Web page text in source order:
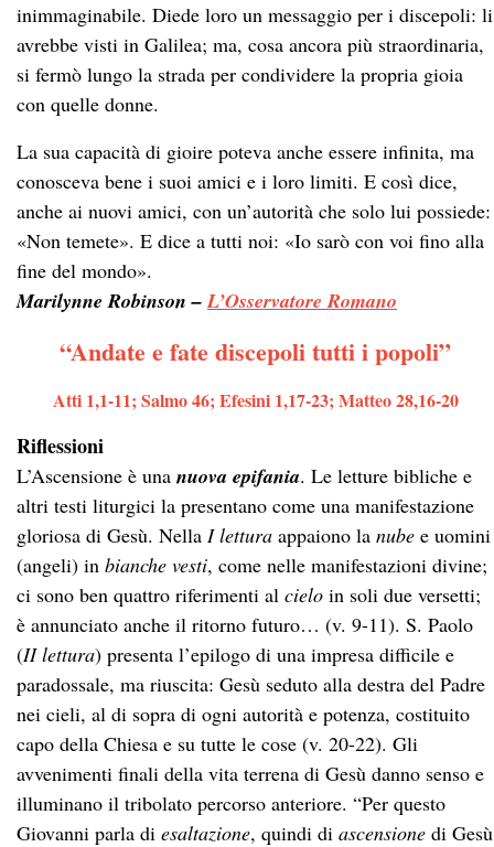
inimmaginabile. Diede loro un messaggio per i discepoli: li
avrebbe visti in Galilea; ma, cosa ancora più straordinaria,
si fermò lungo la strada per condividere la propria gioia
con quelle donne.
La sua capacità di gioire poteva anche essere infinita, ma
conosceva bene i suoi amici e i loro limiti. E così dice,
anche ai nuovi amici, con un’autorità che solo lui possiede:
«Non temete». E dice a tutti noi: «Io sarò con voi fino alla
fine del mondo».
Marilynne Robinson –L’Osservatore Romano
“Andate e fate discepoli tutti i popoli”
Atti 1,1-11; Salmo 46; Efesini 1,17-23; Matteo 28,16-20
Riflessioni
L’Ascensione è una nuova epifania. Le letture bibliche e
altri testi liturgici la presentano come una manifestazione
gloriosa di Gesù. Nella I lettura appaiono la nube e uomini
(angeli) in bianche vesti, come nelle manifestazioni divine;
ci sono ben quattro riferimenti al cielo in soli due versetti;
è annunciato anche il ritorno futuro… (v. 9-11). S. Paolo
(II lettura) presenta l’epilogo di una impresa difficile e
paradossale, ma riuscita: Gesù seduto alla destra del Padre
nei cieli, al di sopra di ogni autorità e potenza, costituito
capo della Chiesa e su tutte le cose (v. 20-22). Gli
avvenimenti finali della vita terrena di Gesù danno senso e
illuminano il tribolato percorso anteriore. “Per questo
Giovanni parla di esaltazione, quindi di ascensione di Gesù